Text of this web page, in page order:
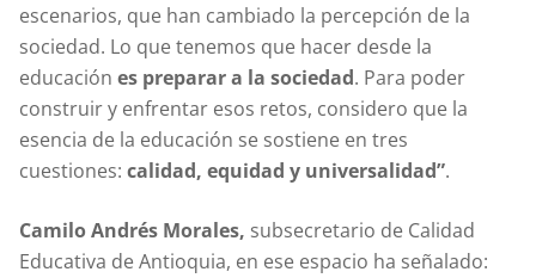
escenarios, que han cambiado la percepción de la
sociedad. Lo que tenemos que hacer desde la
educación es preparar a la sociedad. Para poder
construir y enfrentar esos retos, considero que la
esencia de la educación se sostiene en tres
cuestiones: calidad, equidad y universalidad”.
Camilo Andrés Morales, subsecretario de Calidad
Educativa de Antioquia, en ese espacio ha señalado: